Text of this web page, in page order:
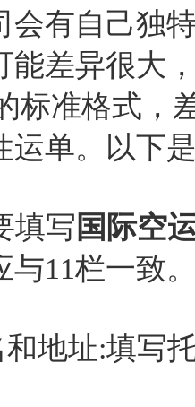
会有自己独
能差异很大
标准格式，
运单。以下
填写 国际空
与11栏一致
地址:填写